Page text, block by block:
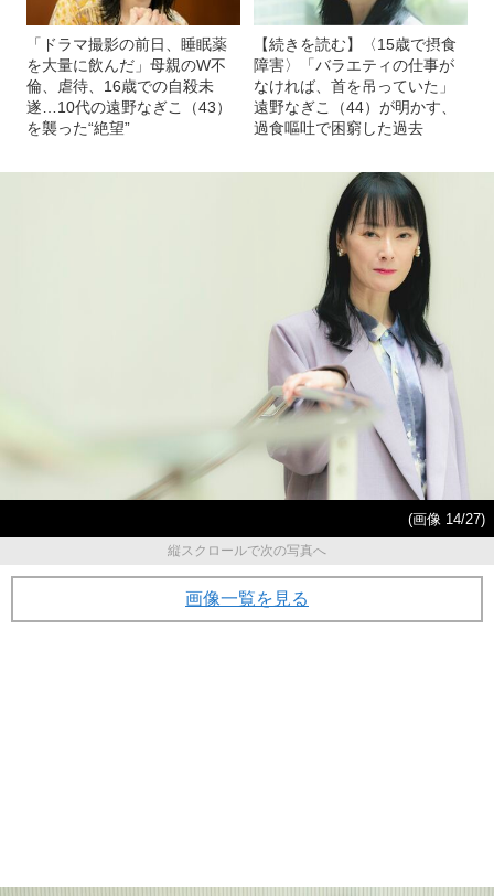
「ドラマ撮影の前日、睡眠薬
を大量に飲んだ」母親のW不
倫、虐待、16歳での自殺未
遂…10代の遠野なぎこ（43）
を襲った“絶望”
【続きを読む】〈15歳で摂食
障害〉「バラエティの仕事が
なければ、首を吊っていた」
遠野なぎこ（44）が明かす、
過食嘔吐で困窮した過去
(画像 14/27)
縦スクロールで次の写真へ
画像一覧を見る